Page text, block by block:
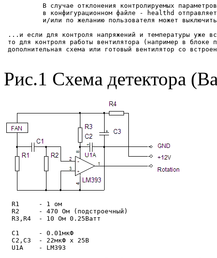
В случае отклонения контролируемых
в конфигурационном файле - healthd
и/или по желанию пользователя может
...и если для контроля напряжений и температуры уже
то для контроля работы вентилятора (например в блоке
дополнительная схема или готовый вентилятор со
Рис.1 Схема детектора
  R1     - 1 ом
  R2     - 470 Ом (подстроечный)
  R3,R4  - 10 Ом 0.25Ватт
  C1     - 0.01мкФ
  C2,C3  - 22мкФ х 25В
  U1A    - LM393